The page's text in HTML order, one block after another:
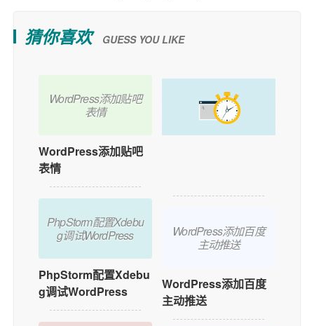
猜你喜欢 GUESS YOU LIKE
WordPress添加贴吧
表情
WordPress添加贴吧
表情
PhpStorm配置Xdebu
g调试WordPress
PhpStorm配置Xdebu
g调试WordPress
WordPress添加百度
主动推送
WordPress添加百度
主动推送